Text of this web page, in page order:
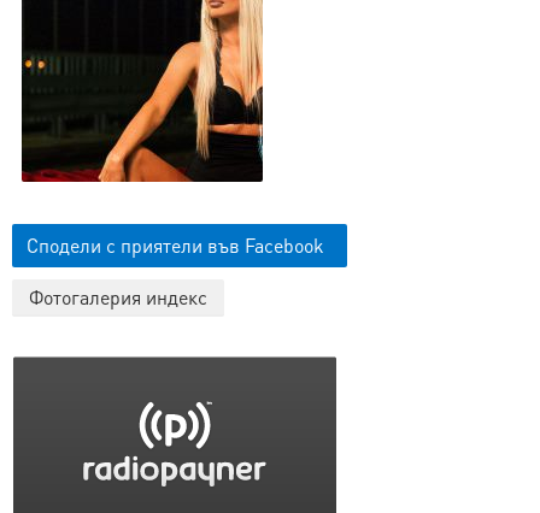
Сподели с приятели във Facebook
Фотогалерия индекс